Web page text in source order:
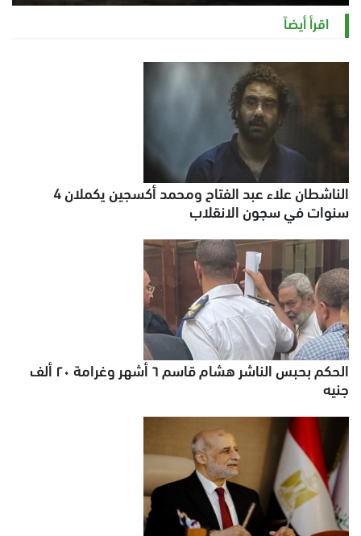
الخميس 6 أغسطس 2026 11:12 ص
اقرأ أيضاً
الناشطان علاء عبد الفتاح ومحمد أكسجين يكملان 4
سنوات في سجون الانقلاب
الحكم بحبس الناشر هشام قاسم ٦ أشهر وغرامة ٢٠ ألف
جنيه